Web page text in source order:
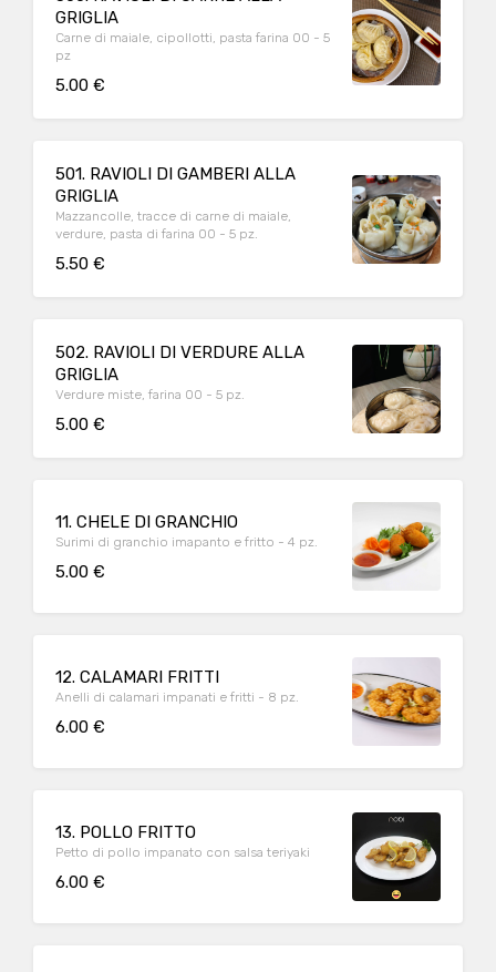
GRIGLIA
Carne di maiale, cipollotti, pasta farina 00 - 5
pz
5.00 €
501. RAVIOLI DI GAMBERI ALLA
GRIGLIA
Mazzancolle, tracce di carne di maiale,
verdure, pasta di farina 00 - 5 pz.
5.50 €
502. RAVIOLI DI VERDURE ALLA
GRIGLIA
Verdure miste, farina 00 - 5 pz.
5.00 €
11. CHELE DI GRANCHIO
Surimi di granchio imapanto e fritto - 4 pz.
5.00 €
12. CALAMARI FRITTI
Anelli di calamari impanati e fritti - 8 pz.
6.00 €
13. POLLO FRITTO
Petto di pollo impanato con salsa teriyaki
6.00 €